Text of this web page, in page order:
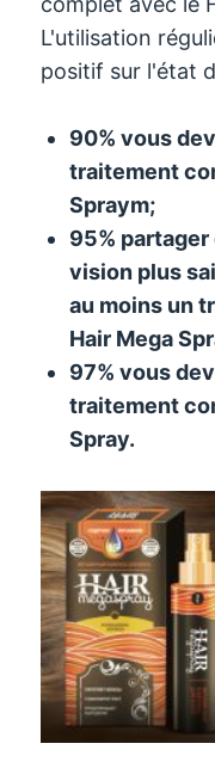
L'utilisation
positif sur l'état
90% vous
traitement
Spraym;
95%
vision plus
au moins un
Hair Mega
97% vous
traitement
Spray.